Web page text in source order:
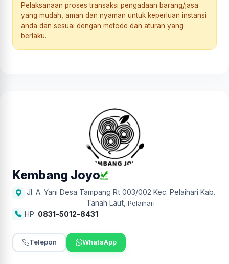
Pelaksanaan proses transaksi pengadaan barang/jasa
yang mudah, aman dan nyaman untuk keperluan instansi
anda dan sesuai dengan metode dan aturan yang
berlaku.
Kembang Joyo
Jl. A. Yani Desa Tampang Rt 003/002 Kec. Pelaihari Kab.
Tanah Laut Pelaihari
HP: 0831-5012-8431
Telepon WhatsApp